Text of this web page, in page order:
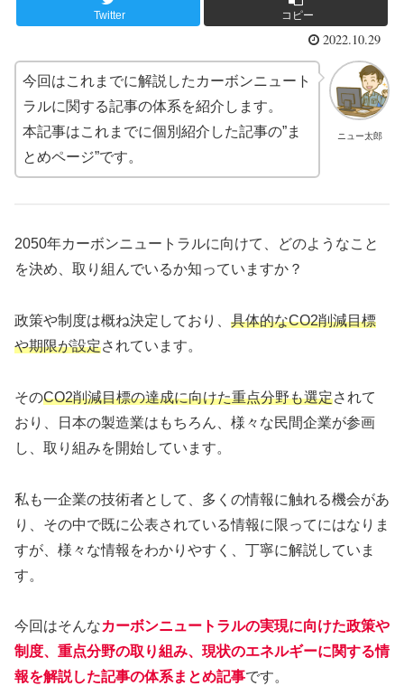
Twitter コピー
2022.10.29
ニュー太郎
今回はこれまでに解説したカーボンニュート
ラルに関する記事の体系を紹介します。
本記事はこれまでに個別紹介した記事の”ま
とめページ”です。
2050年カーボンニュートラルに向けて、どのようなこと
を決め、取り組んでいるか知っていますか？
政策や制度は概ね決定しており、 具体的なCO2削減目標
や期限が設定されています。
そのCO2削減目標の達成に向けた重点分野も選定されて
おり、日本の製造業はもちろん、様々な民間企業が参画
し、取り組みを開始しています。
私も一企業の技術者として、多くの情報に触れる機会があ
り、その中で既に公表されている情報に限ってにはなりま
すが、様々な情報をわかりやすく、丁寧に解説していま
す。
今回はそんなカーボンニュートラルの実現に向けた政策や
制度、重点分野の取り組み、現状のエネルギーに関する情
報を解説した記事の体系まとめ記事です。